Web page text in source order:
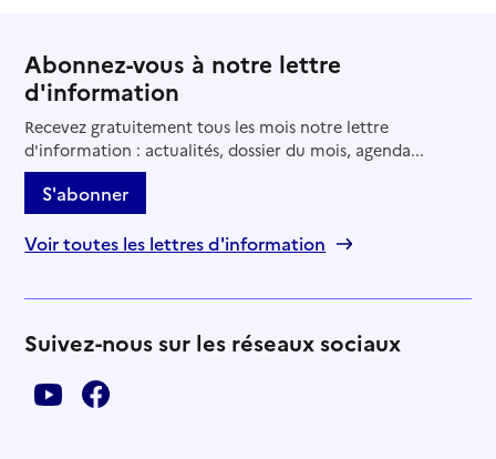
Abonnez-vous à notre lettre
d'information
Recevez gratuitement tous les mois notre lettre
d'information : actualités, dossier du mois, agenda...
S'abonner
Voir toutes les lettres d'information
Suivez-nous sur les réseaux sociaux